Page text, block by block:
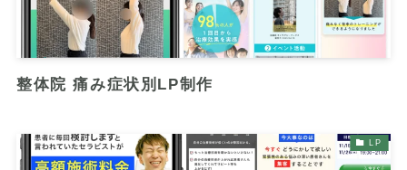
整体院 痛み症状別LP制作
LP